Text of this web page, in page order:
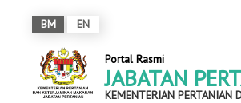
BM EN
Portal Rasmi
JABATAN
KEMENTERIAN PERTANIAN